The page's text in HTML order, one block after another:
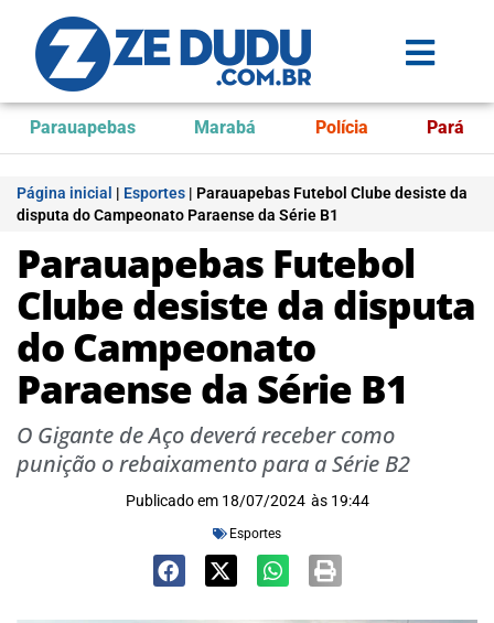
Parauapebas Marabá Polícia Pará
Página inicial | Esportes | Parauapebas Futebol Clube desiste da
disputa do Campeonato Paraense da Série B1
Parauapebas Futebol
Clube desiste da disputa
do Campeonato
Paraense da Série B1
O Gigante de Aço deverá receber como
punição o rebaixamento para a Série B2
Publicado em 18/07/2024 às 19:44
Esportes